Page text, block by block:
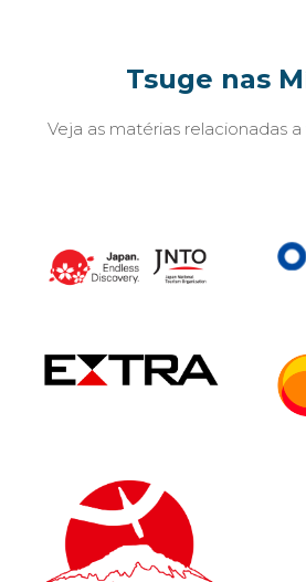
Tsuge nas
Veja as matérias relacionadas